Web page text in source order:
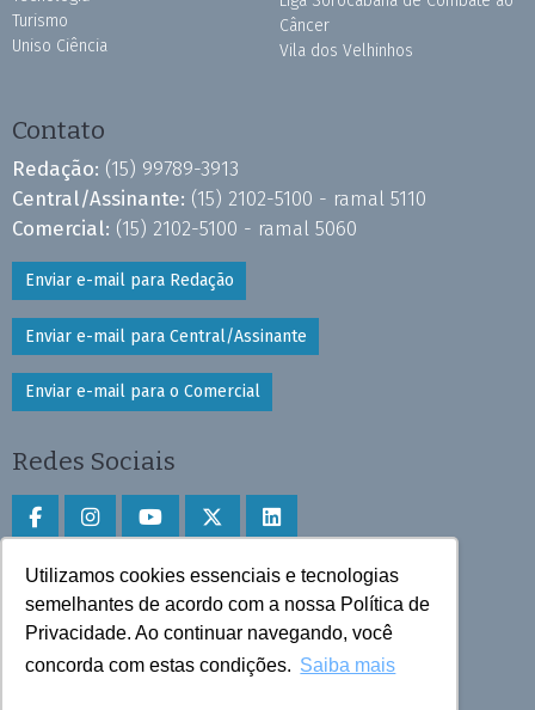
Utilizamos cookies essenciais e tecnologias
semelhantes de acordo com a nossa Política de
Privacidade. Ao continuar navegando, você
concorda com estas condições. Saiba mais
Turismo
Uniso Ciência
Câncer
Vila dos Velhinhos
Contato
Redação: (15) 99789-3913
Central/Assinante: (15) 2102-5100 - ramal 5110
Comercial: (15) 2102-5100 - ramal 5060
Enviar e-mail para Redação
Enviar e-mail para Central/Assinante
Enviar e-mail para o Comercial
Redes Sociais
Faça download do aplicativo
Play Store e App Store